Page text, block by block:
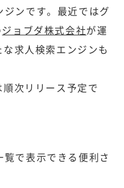
ジンです。最近ではグ
ジョブダ株式会社が運
求人検索エンジンも
次リリース予定で
で表示できる便利さ